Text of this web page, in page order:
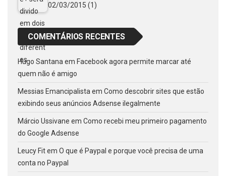
02/03/2015 (1)
COMENTÁRIOS RECENTES
Hugo Santana em Facebook agora permite marcar até
quem não é amigo
Messias Emancipalista em Como descobrir sites que estão
exibindo seus anúncios Adsense ilegalmente
Márcio Ussivane em Como recebi meu primeiro pagamento
do Google Adsense
Leucy Fitem O que é Paypal e porque você precisa de uma
conta no Paypal